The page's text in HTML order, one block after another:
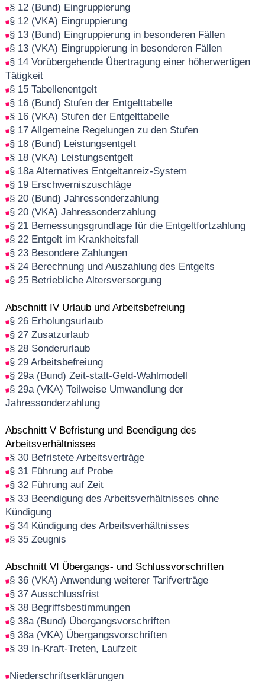
§ 12 (Bund) Eingruppierung
§ 12 (VKA) Eingruppierung
§ 13 (Bund) Eingruppierung in besonderen Fällen
§ 13 (VKA) Eingruppierung in besonderen Fällen
§ 14 Vorübergehende Übertragung einer höherwertigen
Tätigkeit
§ 15 Tabellenentgelt
§ 16 (Bund) Stufen der Entgelttabelle
§ 16 (VKA) Stufen der Entgelttabelle
§ 17 Allgemeine Regelungen zu den Stufen
§ 18 (Bund) Leistungsentgelt
§ 18 (VKA) Leistungsentgelt
§ 18a Alternatives Entgeltanreiz-System
§ 19 Erschwerniszuschläge
§ 20 (Bund) Jahressonderzahlung
§ 20 (VKA) Jahressonderzahlung
§ 21 Bemessungsgrundlage für die Entgeltfortzahlung
§ 22 Entgelt im Krankheitsfall
§ 23 Besondere Zahlungen
§ 24 Berechnung und Auszahlung des Entgelts
§ 25 Betriebliche Altersversorgung
Abschnitt IV Urlaub und Arbeitsbefreiung
§ 26 Erholungsurlaub
§ 27 Zusatzurlaub
§ 28 Sonderurlaub
§ 29 Arbeitsbefreiung
§ 29a (Bund) Zeit-statt-Geld-Wahlmodell
§ 29a (VKA) Teilweise Umwandlung der
Jahressonderzahlung
Abschnitt V Befristung und Beendigung des
Arbeitsverhältnisses
§ 30 Befristete Arbeitsverträge
§ 31 Führung auf Probe
§ 32 Führung auf Zeit
§ 33 Beendigung des Arbeitsverhältnisses ohne
Kündigung
§ 34 Kündigung des Arbeitsverhältnisses
§ 35 Zeugnis
Abschnitt VI Übergangs- und Schlussvorschriften
§ 36 (VKA) Anwendung weiterer Tarifverträge
§ 37 Ausschlussfrist
§ 38 Begriffsbestimmungen
§ 38a (Bund) Übergangsvorschriften
§ 38a (VKA) Übergangsvorschriften
§ 39 In-Kraft-Treten, Laufzeit
Niederschriftserklärungen